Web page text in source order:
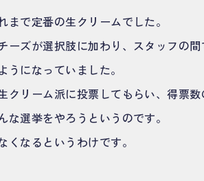
で定番の生クリームでした。
ーズが選択肢に加わり、スタッフの
うになっていました。
クリーム派に投票してもらい、得票
選挙をやろうというのです。
なるというわけです。